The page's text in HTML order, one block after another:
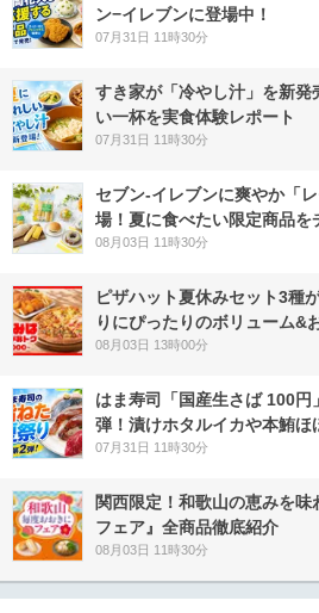
ン−イレブンに登場中！
07月31日 11時30分
すき家が「冷やし汁」を新発
い一杯を実食体験レポート
07月31日 11時30分
セブン‐イレブンに爽やか「
場！夏に食べたい限定商品を
08月03日 11時30分
ピザハット夏休みセット3種
りにぴったりのボリューム&
08月03日 13時00分
はま寿司「国産生さば 100
弾！漬けホタルイカや本鮪ほ
07月31日 11時30分
関西限定！和歌山の恵みを
フェア』全商品徹底紹介
08月03日 11時30分